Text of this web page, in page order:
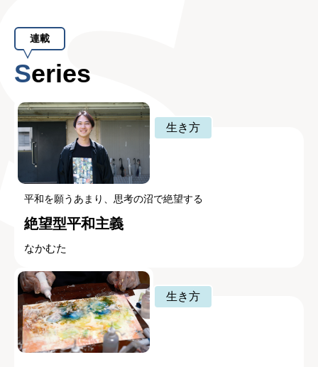
連載
Series
生き方
平和を願うあまり、思考の沼で絶望する
絶望型平和主義
なかむた
生き方